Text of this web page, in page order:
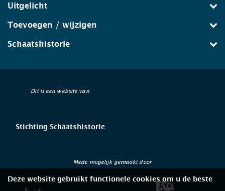
Uitgelicht
Toevoegen / wijzigen
Schaatshistorie
Dit is een website van
Stichting Schaatshistorie
Mede mogelijk gemaakt door
Deze website gebruikt functionele cookies om u de beste